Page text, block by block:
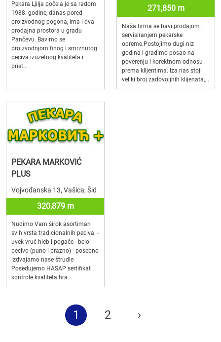
Pekara Ljilja počela je sa radom
1988. godine, danas pored
proizvodnog pogona, ima i dva
prodajna prostora u gradu
Pančevu. Bavimo se
proizvodnjom finog i smrznutog
peciva izuzetnog kvaliteta i
prist...
271,850 m
Naša firma se bavi prodajom i
servisiranjem pekarske
opreme.Postojimo dugi niz
godina i gradimo posao na
poverenju i korektnom odnosu
prema klijentima. Iza nas stoji
veliki broj zadovoljnih klijenata,...
PEKARA MARKOVIĆ
PLUS
Vojvođanska 13, Vašica, Šid
320,879 m
Nudimo Vam širok asortiman
svih vrsta tradicionalnih peciva: -
uvek vruć hleb i pogače - belo
pecivo (puno i prazno) - posebno
izdvajamo nase štrudle
Posedujemo HASAP sertifikat
kontrole kvaliteta hra...
1 2 ›